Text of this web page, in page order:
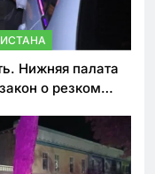
Нижняя палата
о резком